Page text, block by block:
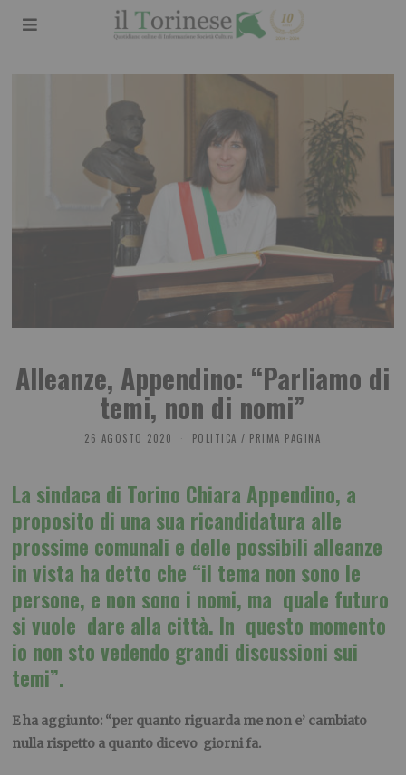
Alleanze, Appendino: “Parliamo di
temi, non di nomi”
26 AGOSTO 2020 POLITICA / PRIMA PAGINA
La sindaca di Torino Chiara Appendino, a
proposito di una sua ricandidatura alle
prossime comunali e delle possibili alleanze
in vista ha detto che “il tema non sono le
persone, e non sono i nomi, ma quale futuro
si vuole dare alla città. In questo momento
io non sto vedendo grandi discussioni sui
temi”.
E ha aggiunto: “per quanto riguarda me non e’ cambiato
nulla rispetto a quanto dicevo giorni fa.